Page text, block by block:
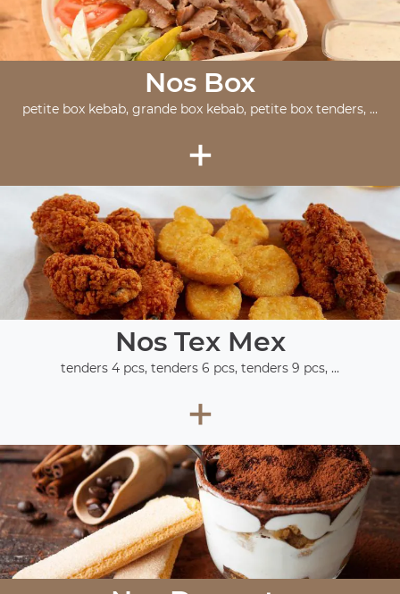
Nos Box
petite box kebab, grande box kebab, petite box tenders, ...
+
Nos Tex Mex
tenders 4 pcs, tenders 6 pcs, tenders 9 pcs, ...
+